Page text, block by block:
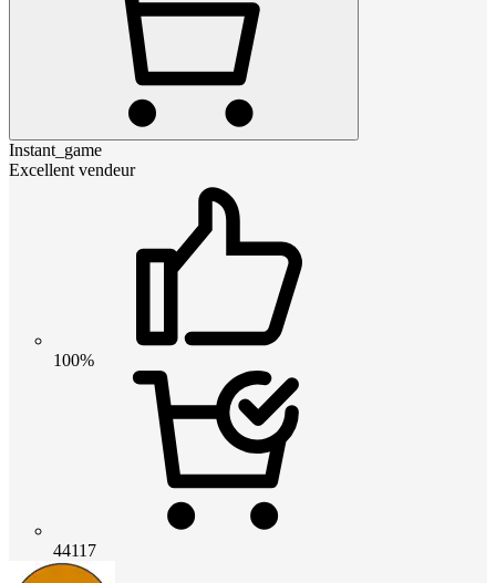
Instant_game
Excellent vendeur
100%
44117